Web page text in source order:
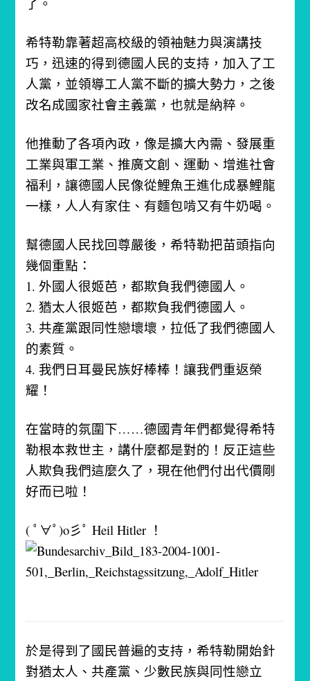
希特勒靠著超高校級的領袖魅力與演講技
巧，迅速的得到德國人民的支持，加入了工
人黨，並領導工人黨不斷的擴大勢力，之後
改名成國家社會主義黨，也就是納粹。
他推動了各項內政，像是擴大內需、發展重
工業與軍工業、推廣文創、運動、增進社會
福利，讓德國人民像從鯉魚王進化成暴鯉龍
一樣，人人有家住、有麵包啃又有牛奶喝。
幫德國人民找回尊嚴後，希特勒把苗頭指向
幾個重點：
1. 外國人很姬芭，都欺負我們德國人。
2. 猶太人很姬芭，都欺負我們德國人。
3. 共產黨跟同性戀壞壞，拉低了我們德國人
的素質。
4. 我們日耳曼民族好棒棒！讓我們重返榮
耀！
在當時的氛圍下……德國青年們都覺得希特
勒根本救世主，講什麼都是對的！ 反正這些
人欺負我們這麼久了，現在他們付出代價剛
好而已啦！
( ﾟ∀ﾟ)o彡ﾟ Heil Hitler ！
於是得到了國民普遍的支持，希特勒開始針
對猶太人、共產黨、少數民族與同性戀立